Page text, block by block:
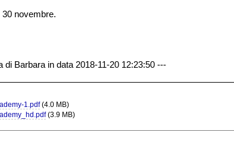
30 novembre.
di Barbara in data 2018-11-20 12:23:50 ---
1.pdf(4.0 MB)
(3.9 MB)